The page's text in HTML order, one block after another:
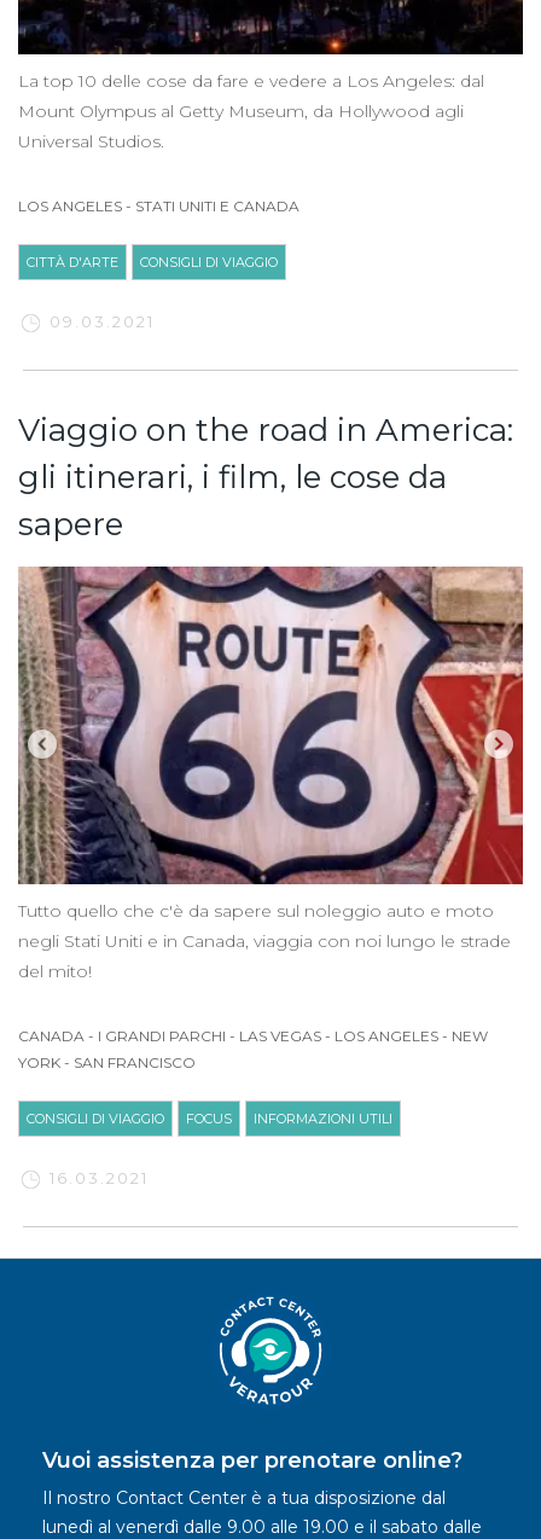
La top 10 delle cose da fare e vedere a Los Angeles: dal
Mount Olympus al Getty Museum, da Hollywood agli
Universal Studios.
LOS ANGELES - STATI UNITI E CANADA
CITTÀ D'ARTE CONSIGLI DI VIAGGIO
09.03.2021
Viaggio on the road in America:
gli itinerari, i film, le cose da
sapere
Tutto quello che c'è da sapere sul noleggio auto e moto
negli Stati Uniti e in Canada, viaggia con noi lungo le strade
del mito!
CANADA - I GRANDI PARCHI - LAS VEGAS - LOS ANGELES - NEW
YORK - SAN FRANCISCO
CONSIGLI DI VIAGGIO FOCUS INFORMAZIONI UTILI
16.03.2021
Vuoi assistenza per prenotare online?
Il nostro Contact Center è a tua disposizione dal
lunedì al venerdì dalle 9.00 alle 19.00 e il sabato dalle